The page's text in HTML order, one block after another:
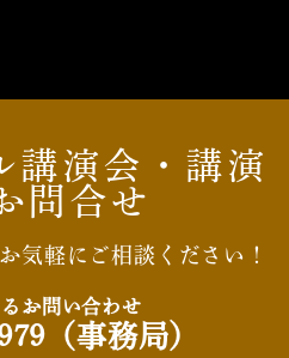
講演会・講演
問合せ
気軽にご相談ください！
お問い合わせ
（事務局）